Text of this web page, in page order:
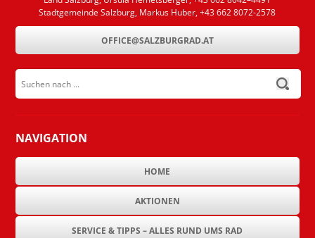
Stadtgemeinde Salzburg, Markus Huber, +43 662 8072-2578
OFFICE@SALZBURGRAD.AT
Suchen nach ...
submit
NAVIGATION
HOME
AKTIONEN
SERVICE & TIPPS – ALLES RUND UMS RAD